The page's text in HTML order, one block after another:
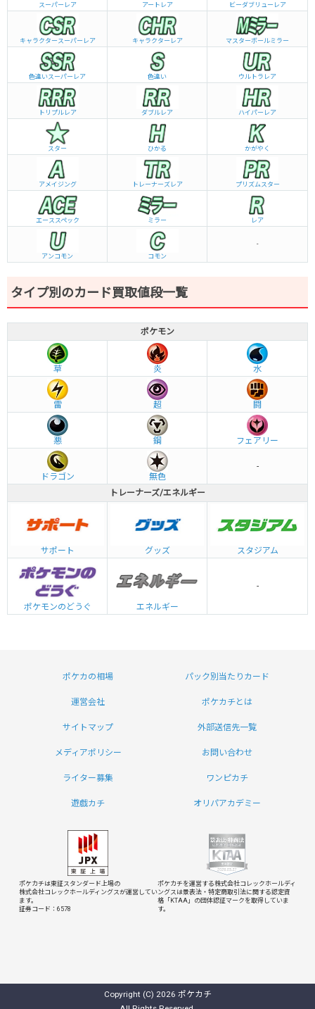
スーパーレア アートレア ビーダブリュー レア
キャラクタースーパーレア キャラクターレア マスターボールミラー
色違いスーパーレア 色違い ウルトラレア
トリプルレア ダブルレア ハイパーレア
スター ひかる かがやく
アメイジング トレーナーズレア プリズムスター
エーススペック ミラー レア
アンコモン コモン
-
タイプ別のカード買取値段一覧
ポケモン
草 炎 水
雷 超 闘
悪 鋼 フェアリー
ドラゴン 無色
-
トレーナーズ/エネルギー
サポート グッズ スタジアム
ポケモンのどうぐ エネルギー
-
ポケカの相場 パック別当たりカード
運営会社 ポケカチとは
サイトマップ 外部送信先一覧
メディアポリシー お問い合わせ
ライター募集 ワンピカチ
遊戯カチ オリパアカデミー
ポケカチは東証スタンダード上場の
株式会社コレックホールディングスが運営してい
ます。
証券コード：6578
ポケカチを運営する株式会社コレックホールディ
ングスは景表法・特定商取引法に関する認定資
格「KTAA」の団体認証マークを取得していま
す。
Copyright (C) 2026 ポケカチ